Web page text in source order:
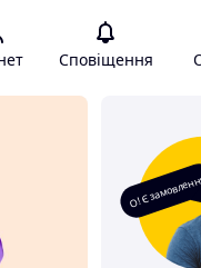
Сповіщення
О! Є